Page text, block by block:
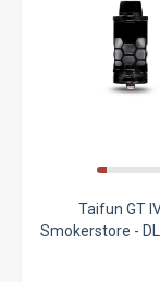
Taifun GT
Smokerstore -